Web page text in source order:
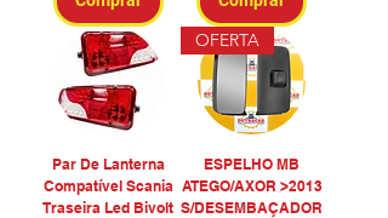
Par De Lanterna
Compatível Scania
Traseira Led Bivolt
OFERTA
ESPELHO MB
ATEGO/AXOR >2013
S/DESEMBAÇADOR